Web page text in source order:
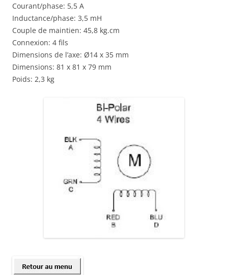
Courant/phase: 5,5 A
Inductance/phase: 3,5 mH
Couple de maintien: 45,8 kg.cm
Connexion: 4 fils
Dimensions de l’axe: Ø14 x 35 mm
Dimensions: 81 x 81 x 79 mm
Poids: 2,3 kg